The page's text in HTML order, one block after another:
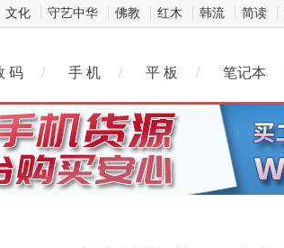
文化 守艺中华 佛教 红木 韩流 简读
码 / 手 机 / 平 板 / 笔记本